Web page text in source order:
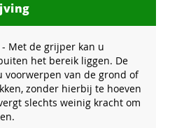
- Met de grijper kan u
het bereik liggen. De
van de grond of
zonder hierbij te hoeven
slechts weinig kracht om